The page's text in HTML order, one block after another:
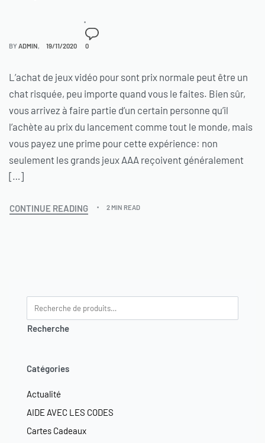
BYADMIN 19/11/2020 0
L’achat de jeux vidéo pour sont prix normale peut être un
chat risquée, peu importe quand vous le faites. Bien sûr,
vous arrivez à faire partie d’un certain personne qu’il
l’achète au prix du lancement comme tout le monde, mais
vous payez une prime pour cette expérience: non
seulement les grands jeux AAA reçoivent généralement
[…]
CONTINUE READING 2 MIN READ
Recherche
Catégories
Actualité
AIDE AVEC LES CODES
Cartes Cadeaux